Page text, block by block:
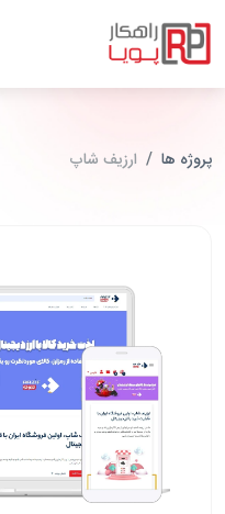
پروژه ها ارزیف شاپ